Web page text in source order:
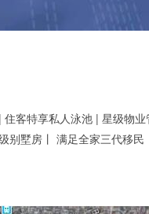
客特享私人泳池 | 星级物业
别墅房丨 满足全家三代移民